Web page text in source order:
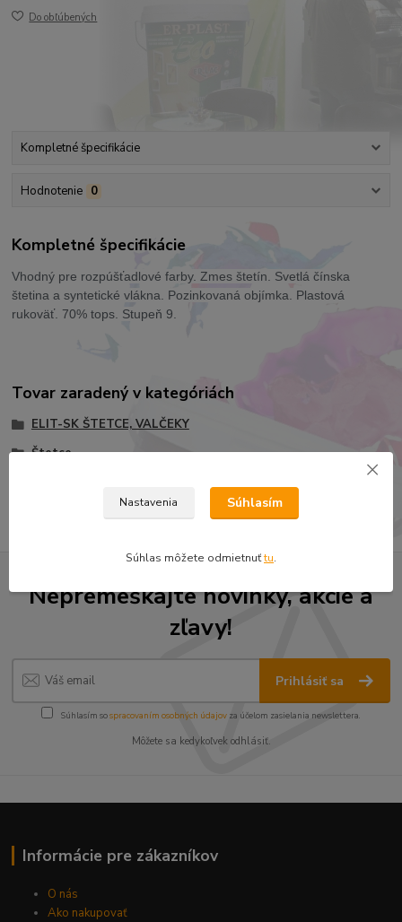
Do obľúbených
Kompletné špecifikácie
Hodnotenie 0
Kompletné špecifikácie
Vhodný pre rozpúšťadlové farby. Zmes štetín. Svetlá čínska
štetina a syntetické vlákna. Pozinkovaná objímka. Plastová
rukoväť. 70% tops. Stupeň 9.
Tovar zaradený v kategóriách
ELIT-SK ŠTETCE, VALČEKY
Štetce
Nepremeškajte novinky, akcie a
zľavy!
Prihlásiť sa
Súhlasím sospracovaním osobných údajov za účelom zasielania newslettera.
Môžete sa kedykoľvek odhlásiť.
Informácie pre zákazníkov
O nás
Ako nakupovať
Nastavenia Súhlasím
Súhlas môžete odmietnuťtu.